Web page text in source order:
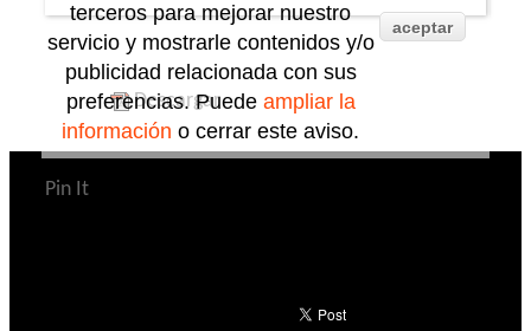
Descargar
Pin It
terceros para mejorar nuestro
servicio y mostrarle contenidos y/o
publicidad relacionada con sus
preferencias. Puede ampliar la
información o cerrar este aviso.
aceptar